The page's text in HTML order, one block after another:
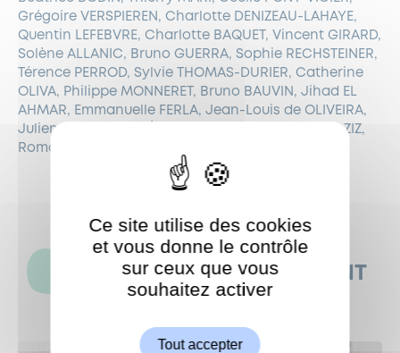
Grégoire VERSPIEREN, Charlotte DENIZEAU-LAHAYE,
Quentin LEFEBVRE, Charlotte BAQUET, Vincent GIRARD,
Solène ALLANIC, Bruno GUERRA, Sophie RECHSTEINER,
Térence PERROD, Sylvie THOMAS-DURIER, Catherine
OLIVA, Philippe MONNERET, Bruno BAUVIN, Jihad EL
AHMAR, Emmanuelle FERLA, Jean-Louis de OLIVEIRA,
Julien GROSSIORD, Émilie BRIAND, Jennifer BOUAZIZ,
Romain COYARD.
CES ACTUALITÉS POURRAIENT
AUSSI VOUS INTÉRESSER
ShareThis est désactivé.
Ce site utilise des cookies
et vous donne le contrôle
sur ceux que vous
souhaitez activer
Tout accepter